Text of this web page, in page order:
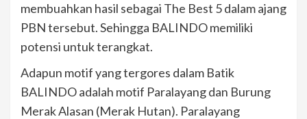
membuahkan hasil sebagai The Best 5 dalam ajang
PBN tersebut. Sehingga BALINDO memiliki
potensi untuk terangkat.
Adapun motif yang tergores dalam Batik
BALINDO adalah motif Paralayang dan Burung
Merak Alasan (Merak Hutan). Paralayang